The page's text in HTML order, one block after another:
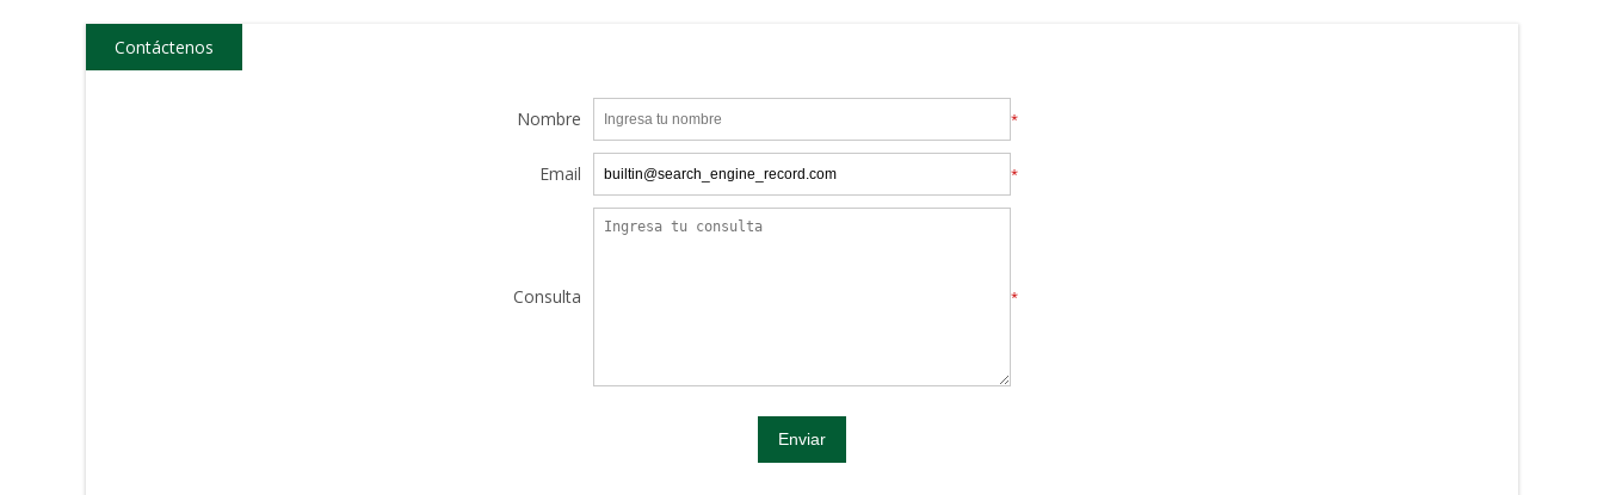
Contáctenos
Nombre *
Email *
Consulta *